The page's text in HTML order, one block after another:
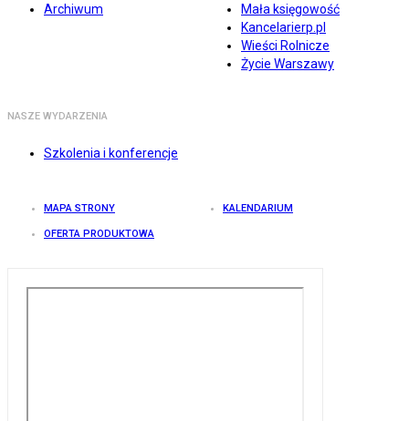
Archiwum
Mała księgowość
Kancelarierp.pl
Wieści Rolnicze
Życie Warszawy
NASZE WYDARZENIA
Szkolenia i konferencje
MAPA STRONY KALENDARIUM
OFERTA PRODUKTOWA